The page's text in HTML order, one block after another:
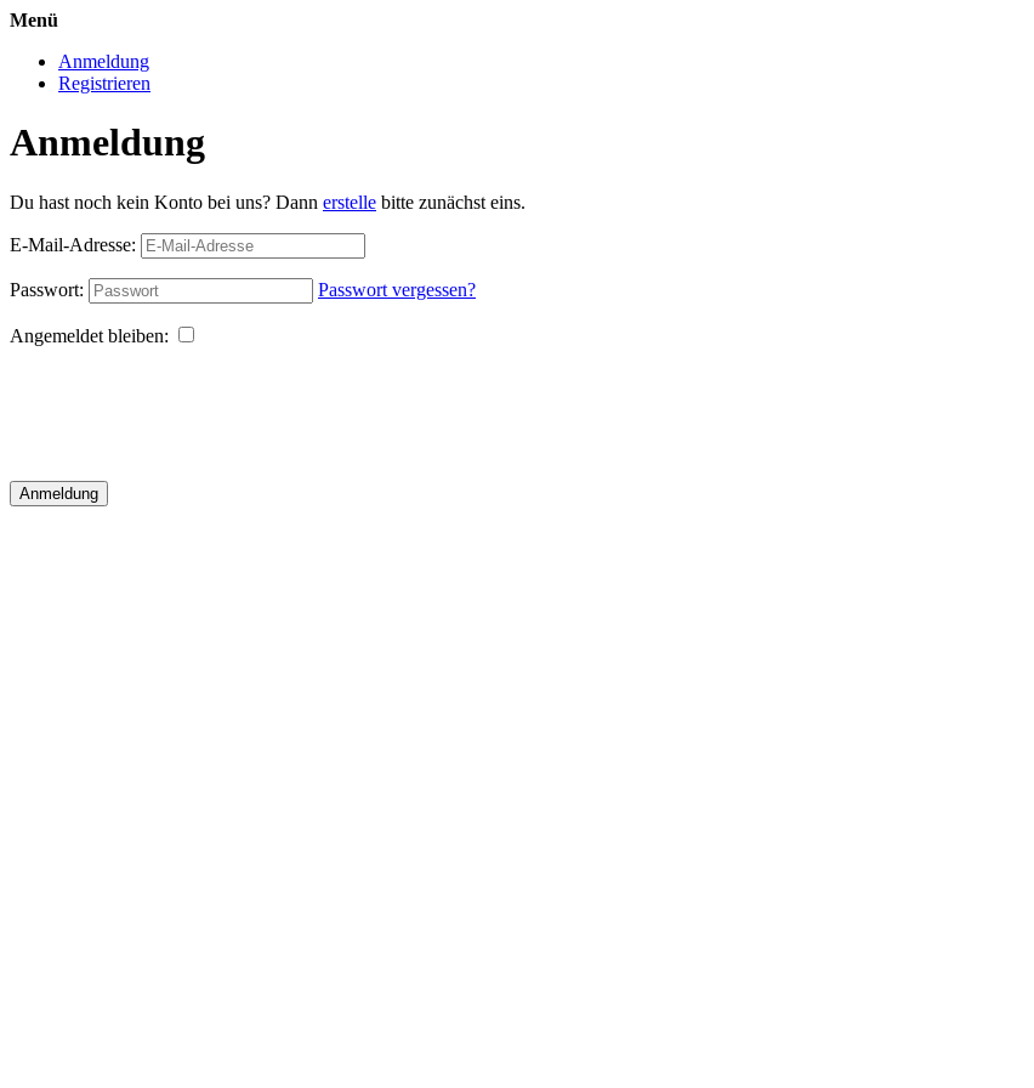
Menü
Anmeldung
Registrieren
Anmeldung
Du hast noch kein Konto bei uns? Dann erstelle bitte zunächst eins.
E-Mail-Adresse:
Passwort: Passwort vergessen?
Angemeldet bleiben:
Anmeldung